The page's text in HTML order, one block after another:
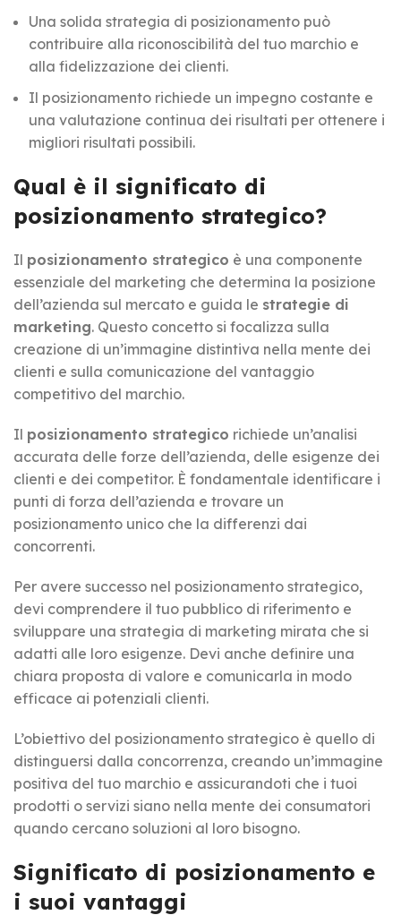
Una solida strategia di posizionamento può
contribuire alla riconoscibilità del tuo marchio e
alla fidelizzazione dei clienti.
Il posizionamento richiede un impegno costante e
una valutazione continua dei risultati per ottenere i
migliori risultati possibili.
Qual è il significato di
posizionamento strategico?
Il posizionamento strategico è una componente
essenziale del marketing che determina la posizione
dell’azienda sul mercato e guida le strategie di
marketing. Questo concetto si focalizza sulla
creazione di un’immagine distintiva nella mente dei
clienti e sulla comunicazione del vantaggio
competitivo del marchio.
Il posizionamento strategico richiede un’analisi
accurata delle forze dell’azienda, delle esigenze dei
clienti e dei competitor. È fondamentale identificare i
punti di forza dell’azienda e trovare un
posizionamento unico che la differenzi dai
concorrenti.
Per avere successo nel posizionamento strategico,
devi comprendere il tuo pubblico di riferimento e
sviluppare una strategia di marketing mirata che si
adatti alle loro esigenze. Devi anche definire una
chiara proposta di valore e comunicarla in modo
efficace ai potenziali clienti.
L’obiettivo del posizionamento strategico è quello di
distinguersi dalla concorrenza, creando un’immagine
positiva del tuo marchio e assicurandoti che i tuoi
prodotti o servizi siano nella mente dei consumatori
quando cercano soluzioni al loro bisogno.
Significato di posizionamento e
i suoi vantaggi